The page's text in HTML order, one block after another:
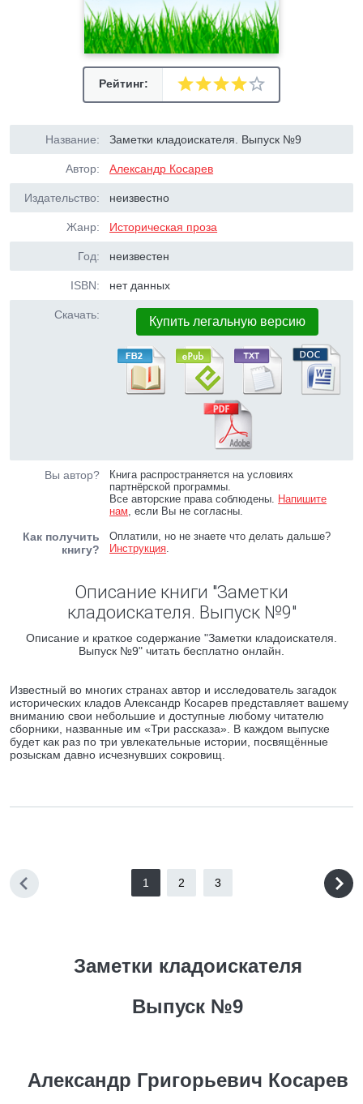
Рейтинг:
Название: Заметки кладоискателя. Выпуск №9
Автор: Александр Косарев
Издательство: неизвестно
Жанр: Историческая проза
Год: неизвестен
ISBN: нет данных
Скачать: Купить легальную версию
Вы автор?
Книга распространяется на условиях
партнёрской программы.
Все авторские права соблюдены. Напишите
нам, если Вы не согласны.
Как получить
книгу?
Оплатили, но не знаете что делать дальше?
Инструкция.
Описание книги "Заметки
кладоискателя. Выпуск №9"
Описание и краткое содержание "Заметки кладоискателя.
Выпуск №9" читать бесплатно онлайн.
Известный во многих странах автор и исследователь загадок
исторических кладов Александр Косарев представляет вашему
вниманию свои небольшие и доступные любому читателю
сборники, названные им «Три рассказа». В каждом выпуске
будет как раз по три увлекательные истории, посвящённые
розыскам давно исчезнувших сокровищ.
1 2 3
Заметки кладоискателя
Выпуск №9
Александр Григорьевич Косарев